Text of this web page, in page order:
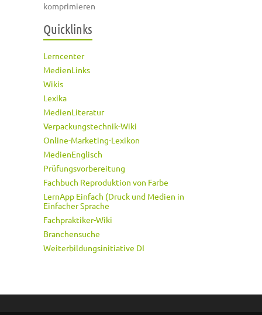
komprimieren
Quicklinks
Lerncenter
MedienLinks
Wikis
Lexika
MedienLiteratur
Verpackungstechnik-Wiki
Online-Marketing-Lexikon
MedienEnglisch
Prüfungsvorbereitung
Fachbuch Reproduktion von Farbe
LernApp Einfach (Druck und Medien in
Einfacher Sprache
Fachpraktiker-Wiki
Branchensuche
Weiterbildungsinitiative DI